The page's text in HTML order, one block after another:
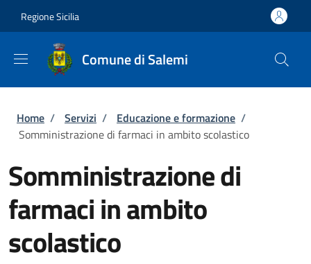
Regione Sicilia
Comune di Salemi
Briciole di pane
Home / Servizi / Educazione e formazione /
Somministrazione di farmaci in ambito scolastico
Somministrazione di
farmaci in ambito
scolastico